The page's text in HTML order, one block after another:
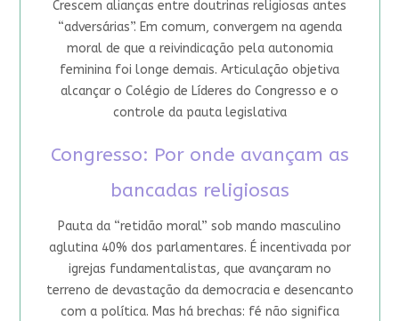
Crescem alianças entre doutrinas religiosas antes
“adversárias”. Em comum, convergem na agenda
moral de que a reivindicação pela autonomia
feminina foi longe demais. Articulação objetiva
alcançar o Colégio de Líderes do Congresso e o
controle da pauta legislativa
Congresso: Por onde avançam as
bancadas religiosas
Pauta da “retidão moral” sob mando masculino
aglutina 40% dos parlamentares. É incentivada por
igrejas fundamentalistas, que avançaram no
terreno de devastação da democracia e desencanto
com a política. Mas há brechas: fé não significa